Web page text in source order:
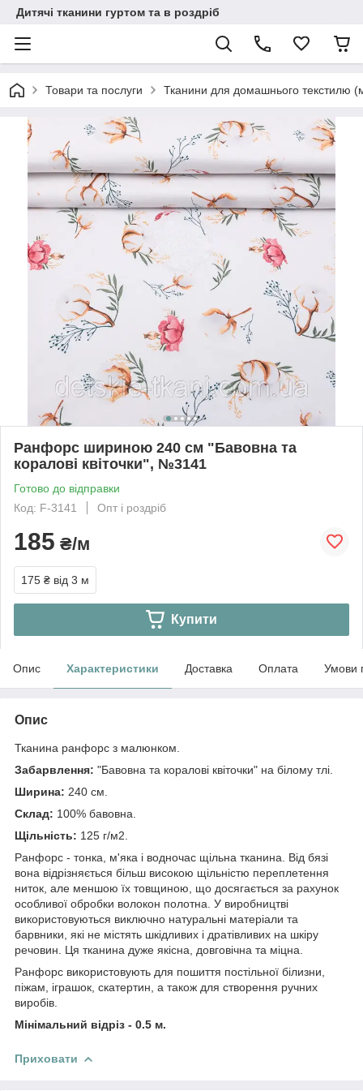
Дитячі тканини гуртом та в роздріб
Товари та послуги Тканини для домашнього текстилю
Ранфорс шириною 240 см "Бавовна та
коралові квіточки", №3141
Готово до відправки
Код: F-3141
Опт і роздріб
185 ₴/м
175 ₴ від 3 м
Купити
Опис Характеристики Доставка Оплата Умови
Опис
Тканина ранфорс з малюнком.
Забарвлення: "Бавовна та коралові квіточки" на білому тлі.
Ширина: 240 см.
Склад: 100% бавовна.
Щільність: 125 г/м2.
Ранфорс - тонка, м'яка і водночас щільна тканина. Від бязі
вона відрізняється більш високою щільністю переплетення
ниток, але меншою їх товщиною, що досягається за рахунок
особливої обробки волокон полотна. У виробництві
використовуються виключно натуральні матеріали та
барвники, які не містять шкідливих і дратівливих на шкіру
речовин. Ця тканина дуже якісна, довговічна та міцна.
Ранфорс використовують для пошиття постільної білизни,
піжам, іграшок, скатертин, а також для створення ручних
виробів.
Мінімальний відріз - 0.5 м.
Приховати